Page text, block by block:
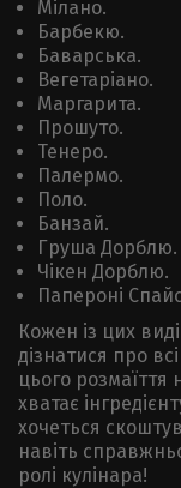
Мілано.
Барбекю.
Баварська.
Вегетаріано.
Маргарита.
Прошуто.
Тенеро.
Палермо.
Поло.
Банзай.
Груша Дорблю.
Чікен Дорблю.
Папероні
Кожен із цих
дізнатися про
цього розмаїття
хватає
хочеться
навіть
ролі кулінара!